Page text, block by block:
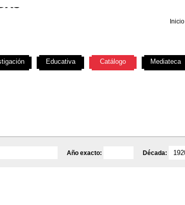
Inicio
Año exacto: Década:
Educativa Catálogo Mediateca